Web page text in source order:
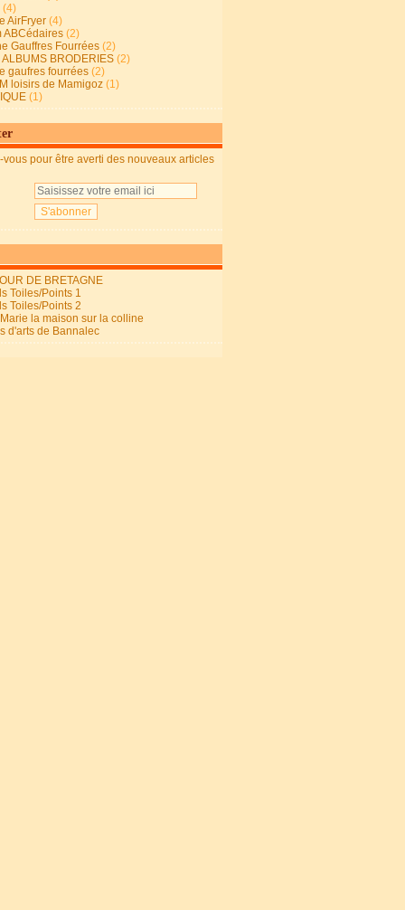
(4)
AirFryer (4)
ABCédaires (2)
Gauffres Fourrées (2)
ALBUMS BRODERIES (2)
gaufres fourrées (2)
loisirs de Mamigoz (1)
(1)
vous pour être averti des nouveaux articles
DE BRETAGNE
Toiles/Points 1
Toiles/Points 2
la maison sur la colline
d'arts de Bannalec